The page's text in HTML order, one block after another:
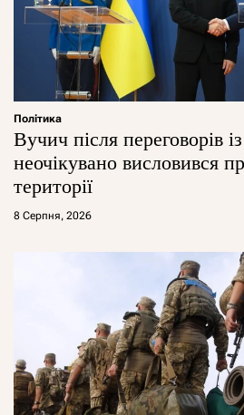
Політика
Вучич після переговорів
неочікувано висловився
території
8 Серпня, 2026